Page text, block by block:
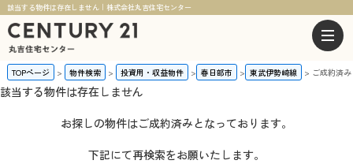
該当する物件は存在しません｜株式会社丸吉住宅センター
TOPページ 物件検索 投資用・収益物件 春日部市 東武伊勢崎線 ご成約済み
該当する物件は存在しません
お探しの物件はご成約済みとなっております。
下記にて再検索をお願いたします。